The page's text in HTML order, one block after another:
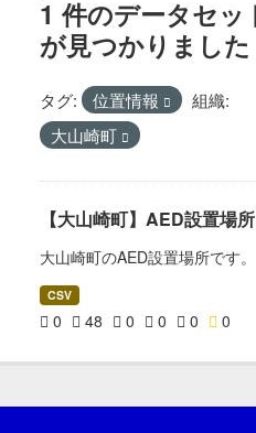
1 件のデータセッ
が見つかりました
タグ: 位置情報
組織:
大山崎町
【大山崎町】AED設置場所
大山崎町のAED設置場所です。
CSV
0 48 0 0 0 0